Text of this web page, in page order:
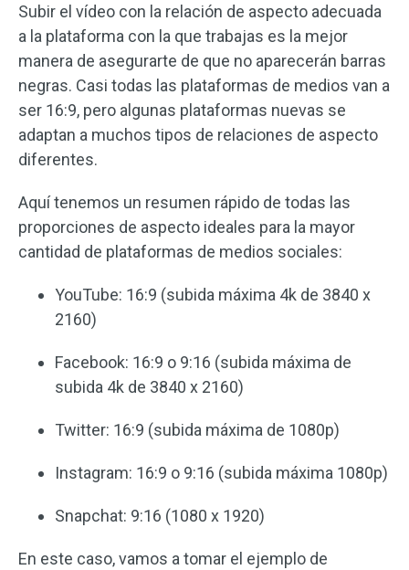
Subir el vídeo con la relación de aspecto adecuada
a la plataforma con la que trabajas es la mejor
manera de asegurarte de que no aparecerán barras
negras. Casi todas las plataformas de medios van a
ser 16:9, pero algunas plataformas nuevas se
adaptan a muchos tipos de relaciones de aspecto
diferentes.
Aquí tenemos un resumen rápido de todas las
proporciones de aspecto ideales para la mayor
cantidad de plataformas de medios sociales:
YouTube: 16:9 (subida máxima 4k de 3840 x
2160)
Facebook: 16:9 o 9:16 (subida máxima de
subida 4k de 3840 x 2160)
Twitter: 16:9 (subida máxima de 1080p)
Instagram: 16:9 o 9:16 (subida máxima 1080p)
Snapchat: 9:16 (1080 x 1920)
En este caso, vamos a tomar el ejemplo de